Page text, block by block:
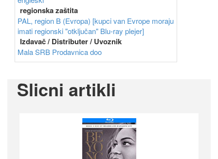
regionska zaštita
PAL, region B (Evropa) [kupci van Evrope moraju
imati regionski "otključan" Blu-ray plejer]
Izdavač / Distributer / Uvoznik
Mala SRB Prodavnica doo
Slicni artikli